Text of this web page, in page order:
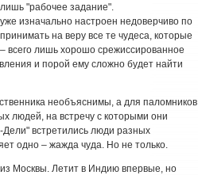
"рабочее задание".
изначально настроен недоверчиво по
на веру все те чудеса, которые
всего лишь хорошо срежиссированное
и порой ему сложно будет найти
необъяснимы, а для паломников
людей, на встречу с которыми они
встретились люди разных
одно – жажда чуда. Но не только.
Москвы. Летит в Индию впервые, но